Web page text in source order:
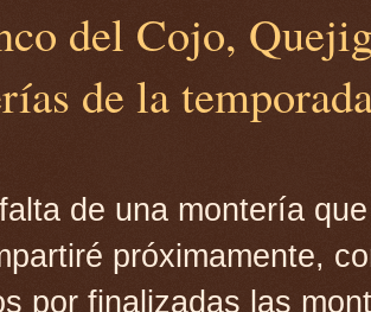
del Cojo,
de la
de una montería
próximamente,
por finalizadas las